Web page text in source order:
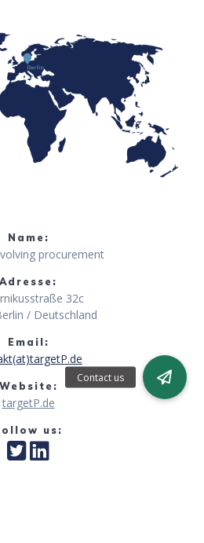
Name:
procurement
Adresse:
32c
/ Deutschland
Email:
Website:
targetP.de
us: